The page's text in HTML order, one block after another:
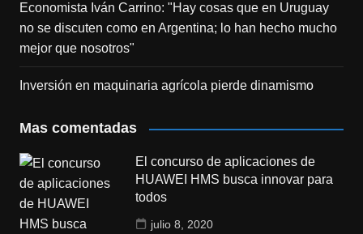
Economista Iván Carrino: "Hay cosas que en Uruguay
no se discuten como en Argentina; lo han hecho mucho
mejor que nosotros"
Inversión en maquinaria agrícola pierde dinamismo
Mas comentadas
El concurso de aplicaciones de
HUAWEI HMS busca innovar para
todos
julio 8, 2020